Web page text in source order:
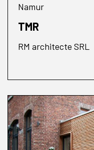
Namur
TMR
RM architecte SRL